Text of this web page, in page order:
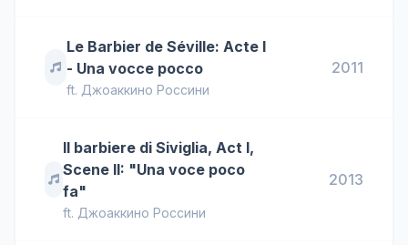
Le Barbier de Séville: Acte I
- Una vocce pocco
ft. Джоаккино Россини
2011
Il barbiere di Siviglia, Act I,
Scene II: "Una voce poco
fa"
ft. Джоаккино Россини
2013